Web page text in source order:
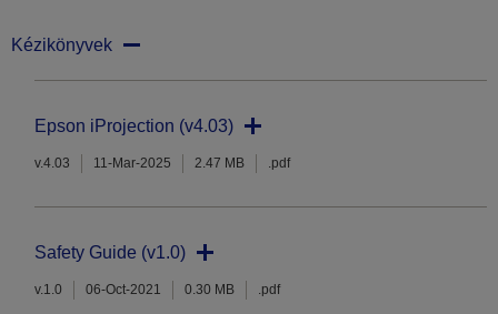
Kézikönyvek
Epson iProjection (v4.03)
v.4.03 11-Mar-2025 2.47 MB .pdf
Safety Guide (v1.0)
v.1.0 06-Oct-2021 0.30 MB .pdf